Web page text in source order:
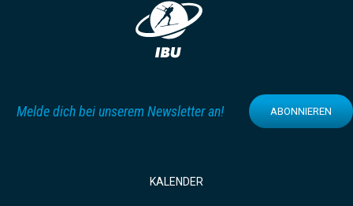
Melde dich bei unserem Newsletter an! ABONNIEREN
KALENDER